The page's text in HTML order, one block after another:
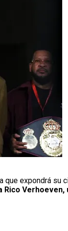
que expondrá su
Rico